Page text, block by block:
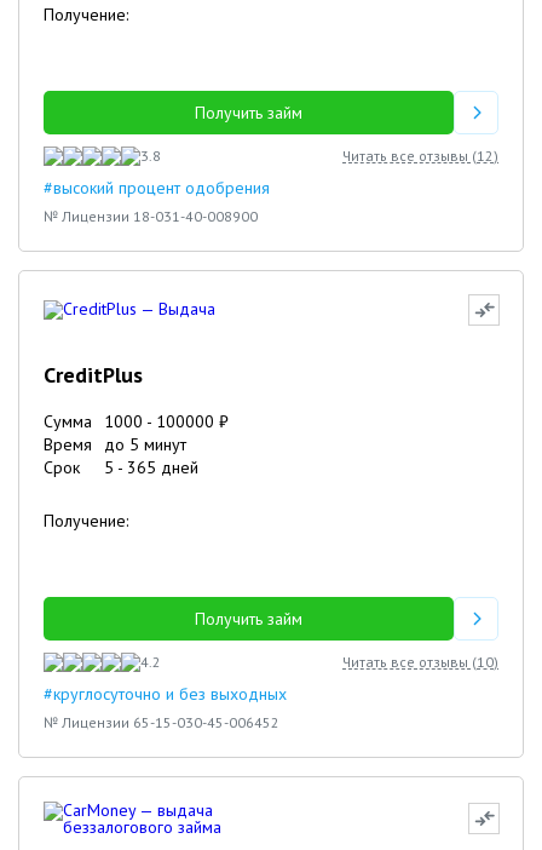
Получение:
Получить займ
3.8 Читать все отзывы (12)
#высокий процент одобрения
№ Лицензии 18-031-40-008900
CreditPlus
Сумма 1000 - 100000 ₽
Время
до 5 минут
Срок
5 - 365 дней
Получение:
Получить займ
4.2 Читать все отзывы (10)
#круглосуточно и без выходных
№ Лицензии 65-15-030-45-006452